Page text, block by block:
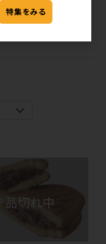
・九州】750円【北陸・
関東・信越】850円
特集をみる